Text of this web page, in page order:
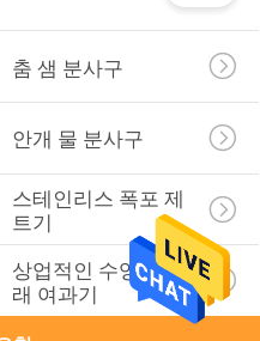
춤 샘 분사구
안개 물 분사구
스테인리스 폭포 제
트기
상업적인 수영풀 모
래 여과기